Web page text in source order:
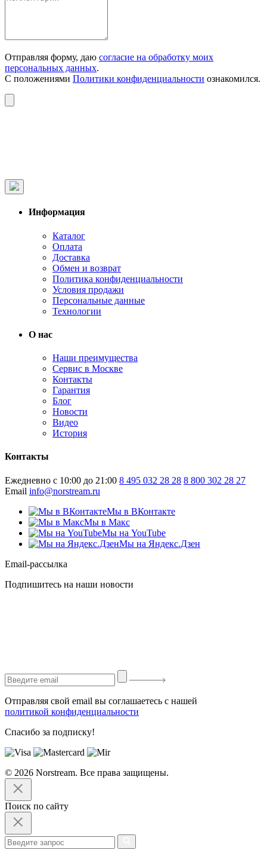
Отправляя форму, даю согласие на обработку моих
персональных данных.
С положениями Политики конфиденциальности ознакомился.
Информация
Каталог
Оплата
Доставка
Обмен и возврат
Политика конфиденциальности
Условия продажи
Персональные данные
Технологии
О нас
Наши преимущества
Сервис в Москве
Контакты
Гарантия
Блог
Новости
Видео
История
Контакты
Ежедневно с 10:00 до 21:00 8 495 032 28 28 8 800 302 28 27
Email info@norstream.ru
Мы в ВКонтакте
Мы в Макс
Мы на YouTube
Мы на Яндекс.Дзен
Email-рассылка
Подпишитесь на наши новости
Отправляя свой email вы соглашаетесь с нашей
политикой конфиденциальности
Спасибо за подписку!
© 2026 Norstream. Все права защищены.
Поиск по сайту